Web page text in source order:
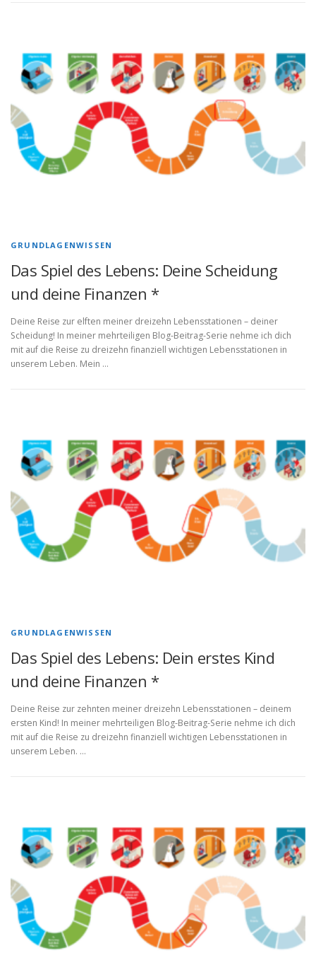
GRUNDLAGENWISSEN
Das Spiel des Lebens: Deine Scheidung
und deine Finanzen *
Deine Reise zur elften meiner dreizehn Lebensstationen – deiner
Scheidung! In meiner mehrteiligen Blog-Beitrag-Serie nehme ich dich
mit auf die Reise zu dreizehn finanziell wichtigen Lebensstationen in
unserem Leben. Mein …
GRUNDLAGENWISSEN
Das Spiel des Lebens: Dein erstes Kind
und deine Finanzen *
Deine Reise zur zehnten meiner dreizehn Lebensstationen – deinem
ersten Kind! In meiner mehrteiligen Blog-Beitrag-Serie nehme ich dich
mit auf die Reise zu dreizehn finanziell wichtigen Lebensstationen in
unserem Leben. …